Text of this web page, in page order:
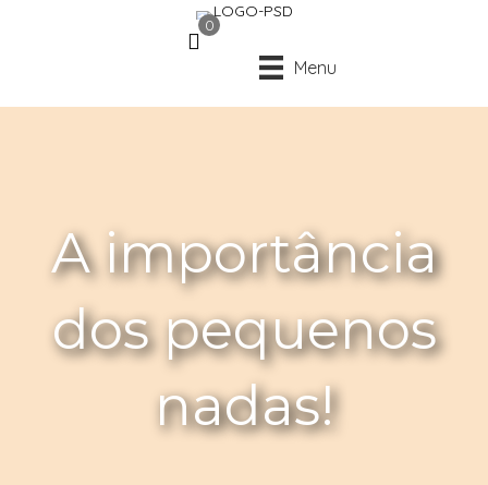
0
Menu
A importância
dos pequenos
nadas!